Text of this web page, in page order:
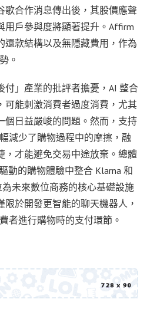
歌合作消息傳出後，其股價應聲
用戶參與度將顯著提升。Affirm
還款結構以及無隱藏費用，作為
。
付」產業的批評者擔憂，AI 整合
可能刺激消費者過度消費，尤其
個日益嚴峻的問題。然而，支持
減少了購物過程中的摩擦，融
，才能避免交易中途放棄。總體
動的購物體驗中整合 Klarna 和
未來數位商務的核心基礎設施
於開發更智能的聊天機器人，
者進行購物時的支付環節。